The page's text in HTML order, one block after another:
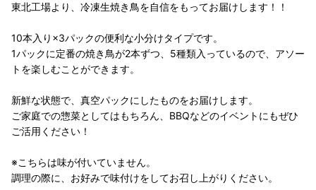
東北工場より、冷凍生焼き鳥を自信をもってお届けします！！
10本入り×3パックの便利な小分けタイプです。
1パックに定番の焼き鳥が2本ずつ、5種類入っているので、アソー
トを楽しむことができます。
新鮮な状態で、真空パックにしたものをお届けします。
ご家庭での惣菜としてはもちろん、BBQなどのイベントにもぜひ
ご活用ください！
※こちらは味が付いていません。
調理の際に、お好みで味付けをしてお召し上がりください。